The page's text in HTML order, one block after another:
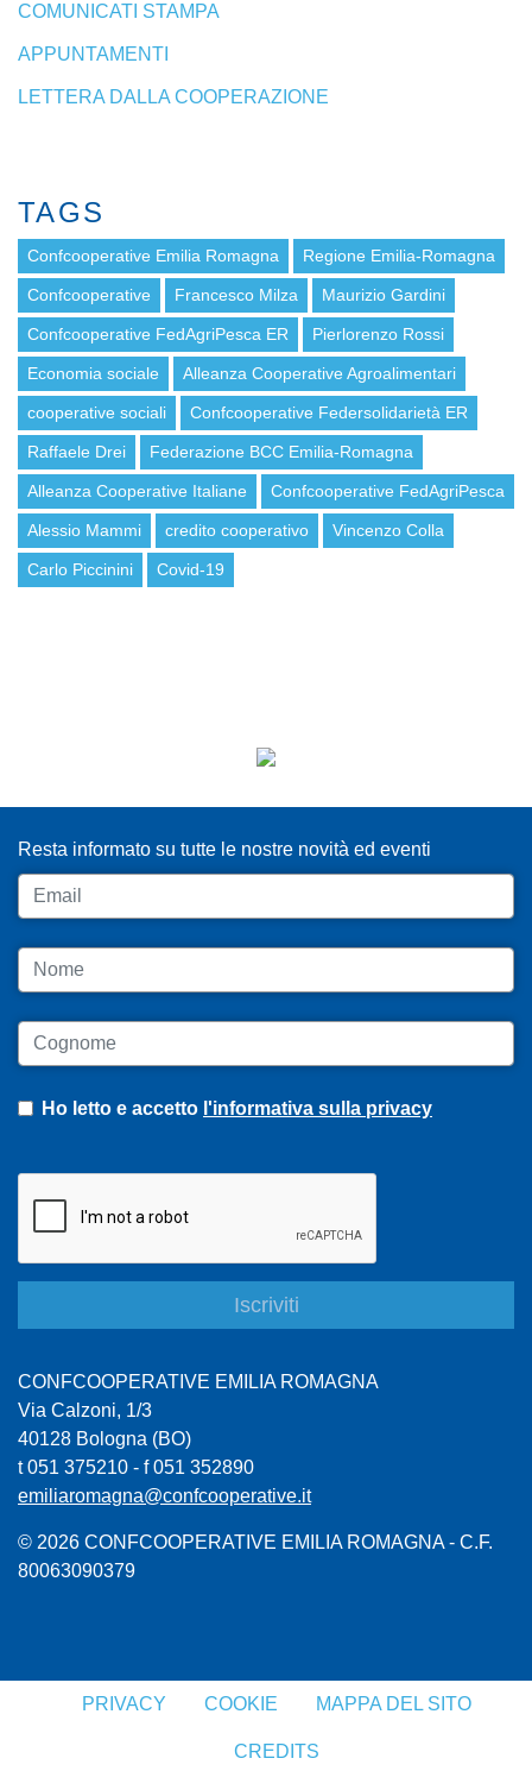
COMUNICATI STAMPA
APPUNTAMENTI
LETTERA DALLA COOPERAZIONE
TAGS
Confcooperative Emilia Romagna Regione Emilia-Romagna
Confcooperative Francesco Milza Maurizio Gardini
Confcooperative FedAgriPesca ER Pierlorenzo Rossi
Economia sociale Alleanza Cooperative Agroalimentari
cooperative sociali Confcooperative Federsolidarietà ER
Raffaele Drei Federazione BCC Emilia-Romagna
Alleanza Cooperative Italiane Confcooperative FedAgriPesca
Alessio Mammi credito cooperativo Vincenzo Colla
Carlo Piccinini Covid-19
Resta informato su tutte le nostre novità ed eventi
Email
Nome
Cognome
Ho letto e accetto l'informativa sulla privacy
CONFCOOPERATIVE EMILIA ROMAGNA
Via Calzoni, 1/3
40128 Bologna (BO)
t 051 375210 - f 051 352890
emiliaromagna@confcooperative.it
© 2026 CONFCOOPERATIVE EMILIA ROMAGNA - C.F.
80063090379
PRIVACY COOKIE MAPPA DEL SITO
CREDITS